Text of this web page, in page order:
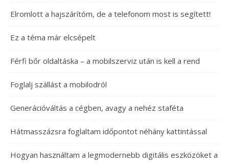
Elromlott a hajszárítóm, de a telefonom most is segített!
Ez a téma már elcsépelt
Férfi bőr oldaltáska – a mobilszerviz után is kell a rend
Foglalj szállást a mobilodról
Generációváltás a cégben, avagy a nehéz staféta
Hátmasszázsra foglaltam időpontot néhány kattintással
Hogyan használtam a legmodernebb digitális eszközöket a